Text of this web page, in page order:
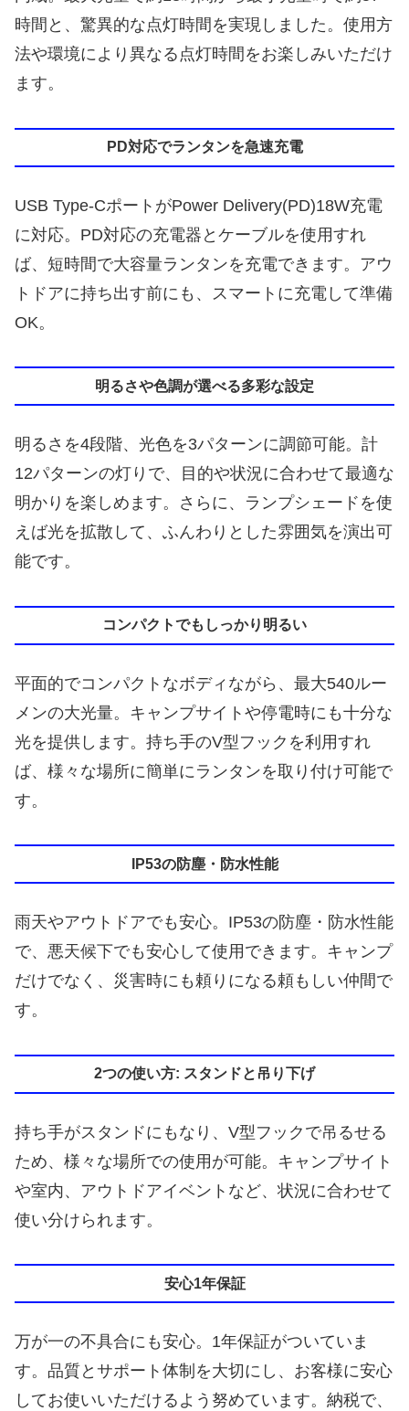
時間と、驚異的な点灯時間を実現しました。使用方
法や環境により異なる点灯時間をお楽しみいただけ
ます。
PD対応でランタンを急速充電
USB Type-CポートがPower Delivery(PD)18W充電
に対応。PD対応の充電器とケーブルを使用すれ
ば、短時間で大容量ランタンを充電できます。アウ
トドアに持ち出す前にも、スマートに充電して準備
OK。
明るさや色調が選べる多彩な設定
明るさを4段階、光色を3パターンに調節可能。計
12パターンの灯りで、目的や状況に合わせて最適な
明かりを楽しめます。さらに、ランプシェードを使
えば光を拡散して、ふんわりとした雰囲気を演出可
能です。
コンパクトでもしっかり明るい
平面的でコンパクトなボディながら、最大540ルー
メンの大光量。キャンプサイトや停電時にも十分な
光を提供します。持ち手のV型フックを利用すれ
ば、様々な場所に簡単にランタンを取り付け可能で
す。
IP53の防塵・防水性能
雨天やアウトドアでも安心。IP53の防塵・防水性能
で、悪天候下でも安心して使用できます。キャンプ
だけでなく、災害時にも頼りになる頼もしい仲間で
す。
2つの使い方: スタンドと吊り下げ
持ち手がスタンドにもなり、V型フックで吊るせる
ため、様々な場所での使用が可能。キャンプサイト
や室内、アウトドアイベントなど、状況に合わせて
使い分けられます。
安心1年保証
万が一の不具合にも安心。1年保証がついていま
す。品質とサポート体制を大切にし、お客様に安心
してお使いいただけるよう努めています。納税で、